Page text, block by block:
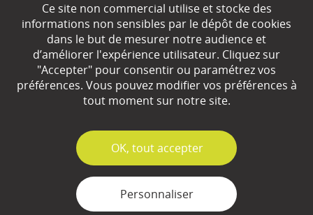
EN SAVOIR
Qui sommes-nous ?
Partenaires
Plan du site
Ce site non commercial utilise et stocke des
informations non sensibles par le dépôt de cookies
dans le but de mesurer notre audience et
d’améliorer l'expérience utilisateur. Cliquez sur
"Accepter" pour consentir ou paramétrez vos
préférences. Vous pouvez modifier vos préférences à
tout moment sur notre site.
✓
OK, tout accepter
Personnaliser